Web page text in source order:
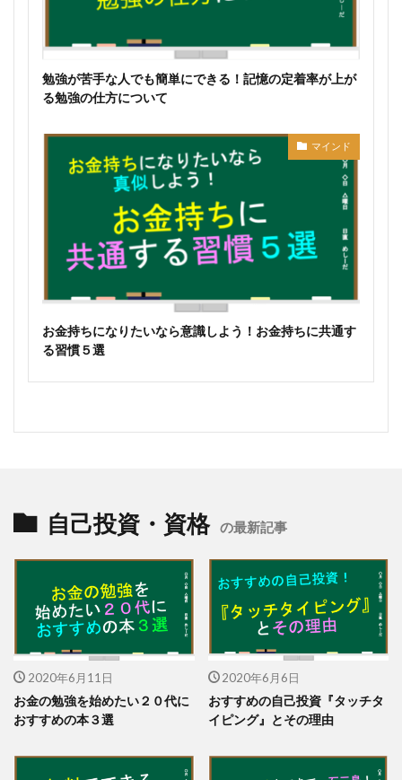
勉強が苦手な人でも簡単にできる！記憶の定着率が上が
る勉強の仕方について
マインド
お金持ちになりたいなら意識しよう！お金持ちに共通す
る習慣５選
自己投資・資格 の最新記事
2020年6月11日
お金の勉強を始めたい２０代に
おすすめの本３選
2020年6月6日
おすすめの自己投資『タッチタ
イピング』とその理由